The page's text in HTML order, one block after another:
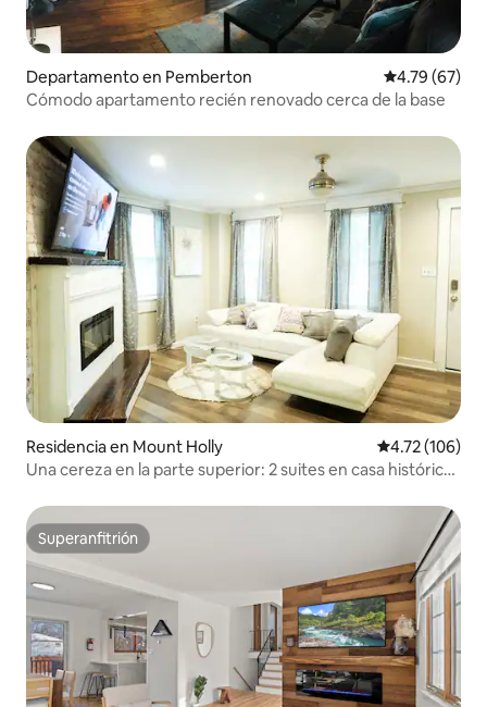
Departamento en Pemberton Calificación
4.79 (67)
Cómodo apartamento recién renovado cerca de la base
Residencia en Mount Holly Calificación
4.72 (106)
Una cereza en la parte superior: 2 suites en casa histórica
Superanfitrión
Superanfitrión